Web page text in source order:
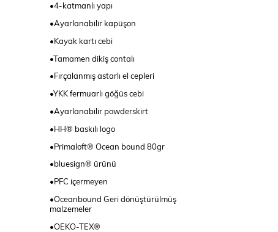
•4-katmanlı yapı
•Ayarlanabilir kapüşon
•Kayak kartı cebi
•Tamamen dikiş contalı
•Fırçalanmış astarlı el cepleri
•YKK fermuarlı göğüs cebi
•Ayarlanabilir powderskirt
•HH® baskılı logo
•Primaloft® Ocean bound 80gr
•bluesign® ürünü
•PFC içermeyen
•Oceanbound Geri dönüştürülmüş
malzemeler
•OEKO-TEX®